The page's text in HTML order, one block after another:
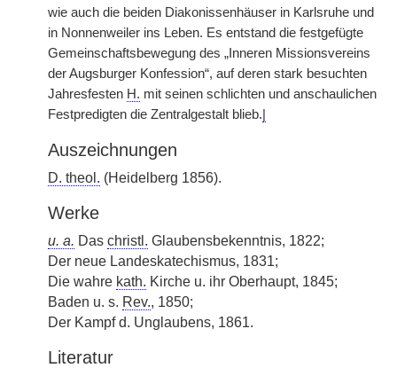
wie auch die beiden Diakonissenhäuser in Karlsruhe und
in Nonnenweiler ins Leben. Es entstand die festgefügte
Gemeinschaftsbewegung des „Inneren Missionsvereins
der Augsburger Konfession“, auf deren stark besuchten
Jahresfesten H. mit seinen schlichten und anschaulichen
Festpredigten die Zentralgestalt blieb.
Auszeichnungen
D. theol. (Heidelberg 1856).
Werke
u. a. Das christl. Glaubensbekenntnis, 1822;
Der neue Landeskatechismus, 1831;
Die wahre kath. Kirche u. ihr Oberhaupt, 1845;
Baden u. s. Rev., 1850;
Der Kampf d. Unglaubens, 1861.
Literatur